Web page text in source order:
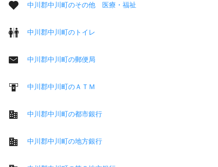
中川郡中川町のその他 医療・福祉
中川郡中川町のトイレ
中川郡中川町の郵便局
中川郡中川町のＡＴＭ
中川郡中川町の都市銀行
中川郡中川町の地方銀行